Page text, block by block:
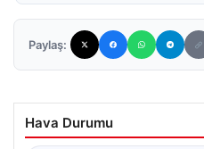
Paylaş:
Hava Durumu